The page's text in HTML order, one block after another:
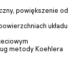
powiększenie od
układu
metody Koehlera